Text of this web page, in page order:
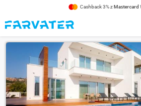
Cashback 3% zMastercard